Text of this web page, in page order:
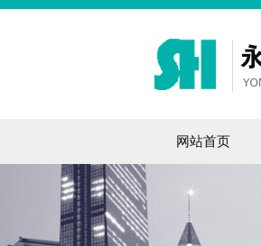
网站首页